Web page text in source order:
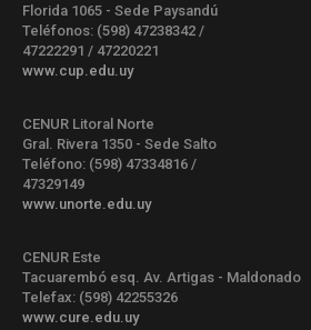
Florida 1065 - Sede Paysandú
Teléfonos: (598) 47238342 /
47222291 / 47220221
www.cup.edu.uy
CENUR Litoral Norte
Gral. Rivera 1350 - Sede Salto
Teléfono: (598) 47334816 /
47329149
www.unorte.edu.uy
CENUR Este
Tacuarembó esq. Av. Artigas - Maldonado
Telefax: (598) 42255326
www.cure.edu.uy